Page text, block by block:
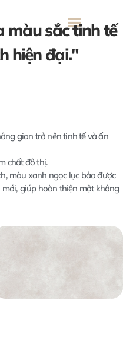
331
000
màu sắc tinh tế
hiện đại."
gian trở nên tinh tế và ấn
chất đô thị.
màu xanh ngọc lục bảo được
giúp hoàn thiện một không